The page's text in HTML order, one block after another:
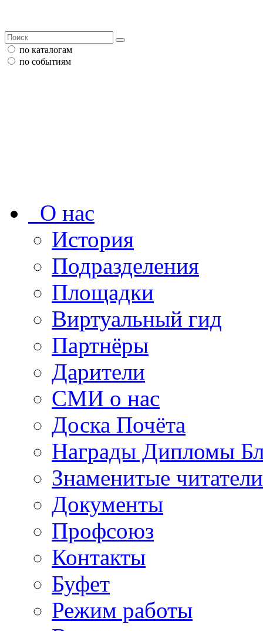
по каталогам
по событиям
О нас
История
Подразделения
Площадки
Виртуальный гид
Партнёры
Дарители
СМИ о нас
Доска Почёта
Награды Дипломы
Знаменитые
Документы
Профсоюз
Контакты
Буфет
Режим работы